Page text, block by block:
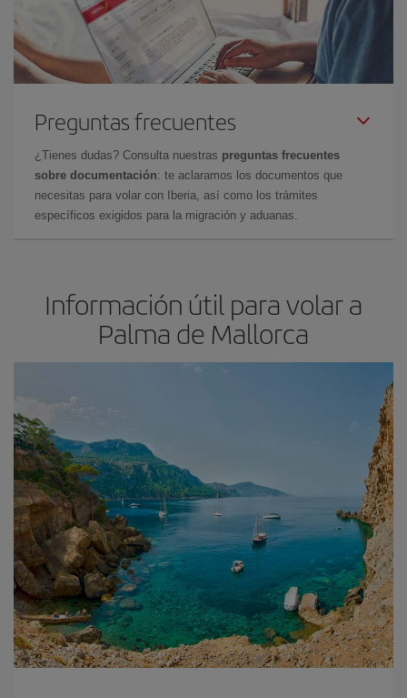
Preguntas frecuentes
¿Tienes dudas? Consulta nuestras preguntas frecuentes
sobre documentación: te aclaramos los documentos que
necesitas para volar con Iberia, así como los trámites
específicos exigidos para la migración y aduanas.
Información útil para volar a
Palma de Mallorca